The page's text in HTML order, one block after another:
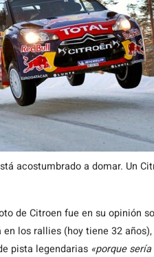
acostumbrado a domar. Un
de Citroen fue en su opinión
los rallies (hoy tiene 32
pista legendarias «porque